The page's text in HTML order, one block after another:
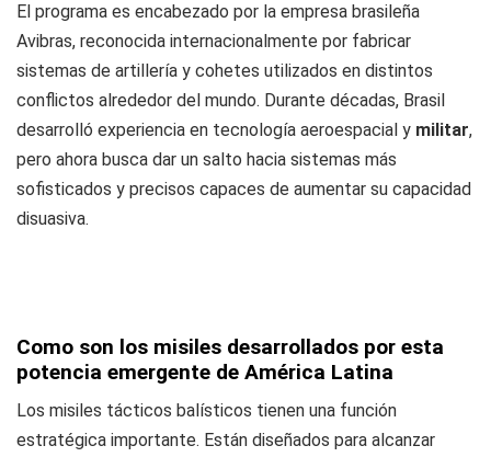
El programa es encabezado por la empresa brasileña
Avibras, reconocida internacionalmente por fabricar
sistemas de artillería y cohetes utilizados en distintos
conflictos alrededor del mundo. Durante décadas, Brasil
desarrolló experiencia en tecnología aeroespacial y militar,
pero ahora busca dar un salto hacia sistemas más
sofisticados y precisos capaces de aumentar su capacidad
disuasiva.
Como son los misiles desarrollados por esta
potencia emergente de América Latina
Los misiles tácticos balísticos tienen una función
estratégica importante. Están diseñados para alcanzar